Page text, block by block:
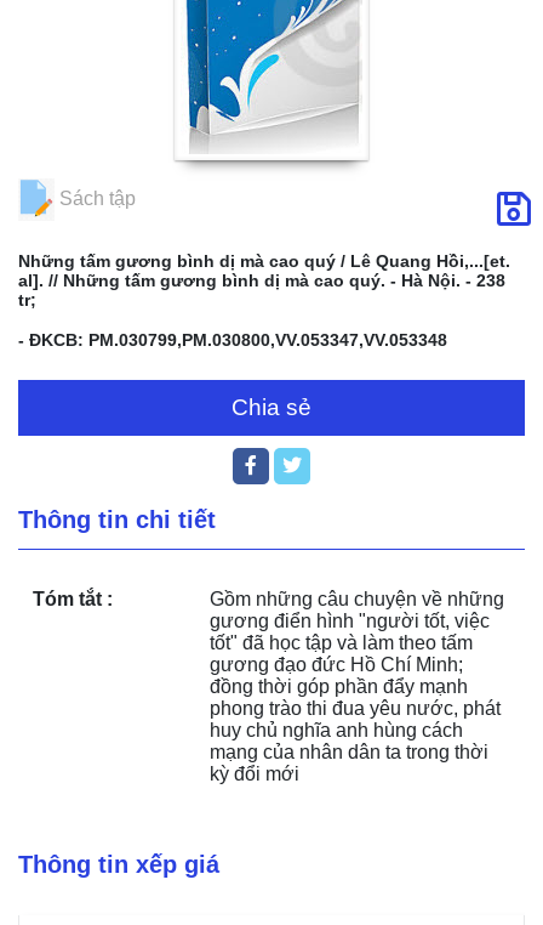
Sách tập
Những tấm gương bình dị mà cao quý / Lê Quang Hồi,...[et.
al]. // Những tấm gương bình dị mà cao quý. - Hà Nội. - 238
tr;
- ĐKCB: PM.030799,PM.030800,VV.053347,VV.053348
Chia sẻ
Thông tin chi tiết
Tóm tắt :
Gồm những câu chuyện về những
gương điển hình "người tốt, việc
tốt" đã học tập và làm theo tấm
gương đạo đức Hồ Chí Minh;
đồng thời góp phần đẩy mạnh
phong trào thi đua yêu nước, phát
huy chủ nghĩa anh hùng cách
mạng của nhân dân ta trong thời
kỳ đổi mới
Thông tin xếp giá